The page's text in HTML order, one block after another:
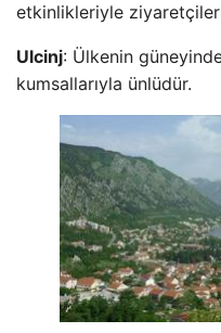
etkinlikleriyle
Ulcinj: Ülkenin
kumsallarıyla ünlüdür.